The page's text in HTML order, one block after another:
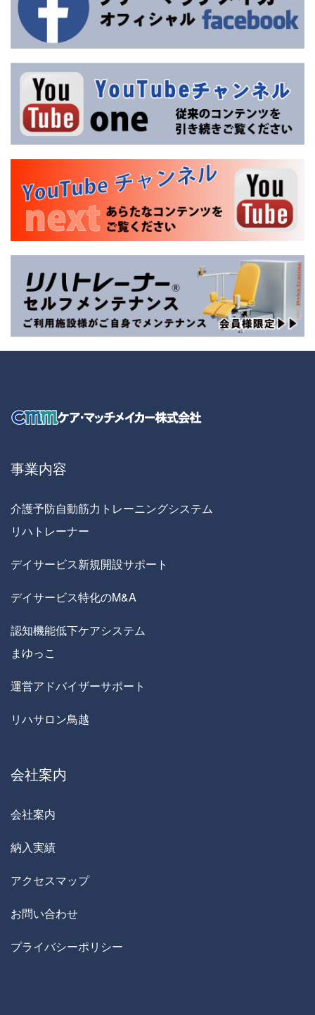
事業内容
介護予防自動筋力トレーニングシステム
リハトレーナー
デイサービス新規開設サポート
デイサービス特化のM&A
認知機能低下ケアシステム
まゆっこ
運営アドバイザーサポート
リハサロン鳥越
会社案内
会社案内
納入実績
アクセスマップ
お問い合わせ
プライバシーポリシー